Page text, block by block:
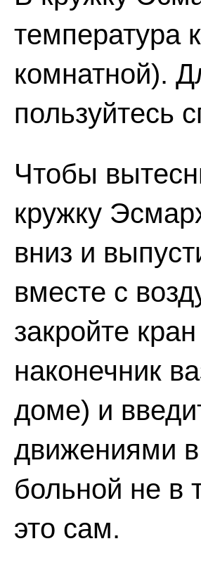
температура
комнатной).
пользуйтесь
Чтобы
кружку
вниз и
вместе с
закройте
наконечник
доме) и
движениями
больной не в
это сам.